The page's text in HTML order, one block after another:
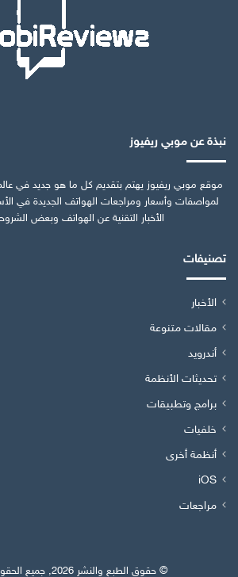
نبذة عن موبي ريفيوز
موقع موبي ريفيوز يهتم بتقديم كل ما هو جديد في
لمواصفات وأسعار ومراجعات الهواتف الجديدة في
الأخبار التقنية عن الهواتف وبعض
تصنيفات
الأخبار
مقالات متنوعة
أندرويد
تحديثات الأنظمة
برامج وتطبيقات
خلفيات
أنظمة أخرى
iOS
مراجعات
© حقوق الطبع والنشر 2026, جميع الحقوق محفوظة